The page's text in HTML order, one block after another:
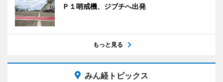
Ｐ１哨戒機、ジブチへ出発
もっと見る
みん経トピックス